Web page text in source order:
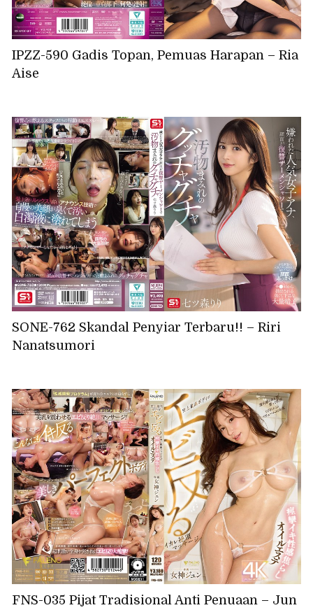
IPZZ-590 Gadis Topan, Pemuas Harapan – Ria
Aise
SONE-762 Skandal Penyiar Terbaru!! – Riri
Nanatsumori
FNS-035 Pijat Tradisional Anti Penuaan – Jun